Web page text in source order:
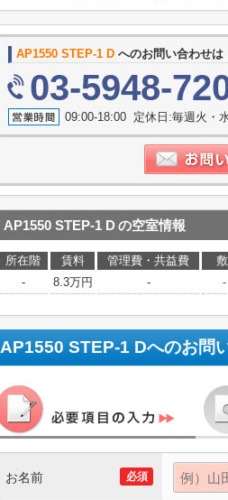
AP1550 STEP-1 D へのお問い合わせは
03-5948-
09:00-18:00 定休日:毎週火・
AP1550 STEP-1 Dの空室情報
所在階 賃料 管理費・共益費
-
8.3万円 - -
AP1550 STEP-1 Dへのお問
必須
お名前